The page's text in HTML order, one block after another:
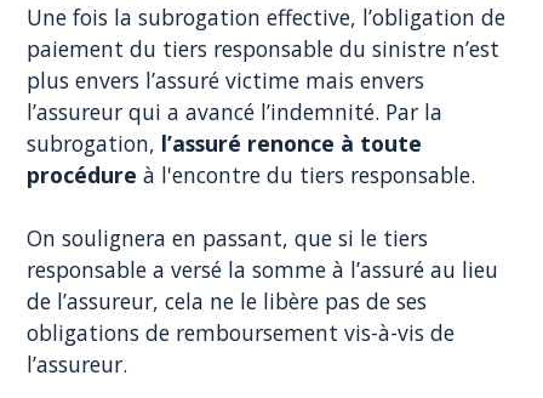
Une fois la subrogation effective, l’obligation de
paiement du tiers responsable du sinistre n’est
plus envers l’assuré victime mais envers
l’assureur qui a avancé l’indemnité. Par la
subrogation, l’assuré renonce à toute
procédure à l'encontre du tiers responsable.
On soulignera en passant, que si le tiers
responsable a versé la somme à l’assuré au lieu
de l’assureur, cela ne le libère pas de ses
obligations de remboursement vis-à-vis de
l’assureur.